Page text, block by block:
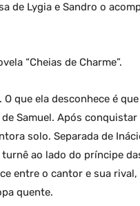
de Lygia e Sandro o
“Cheias de Charme”.
que ela desconhece é
Samuel. Após conquistar
solo. Separada de
ao lado do príncipe
entre o cantor e sua rival,
quente.